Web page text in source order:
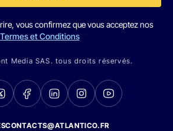
vous confirmez que vous acceptez nos
Termes et Conditions
Media SAS. tous droits réservés.